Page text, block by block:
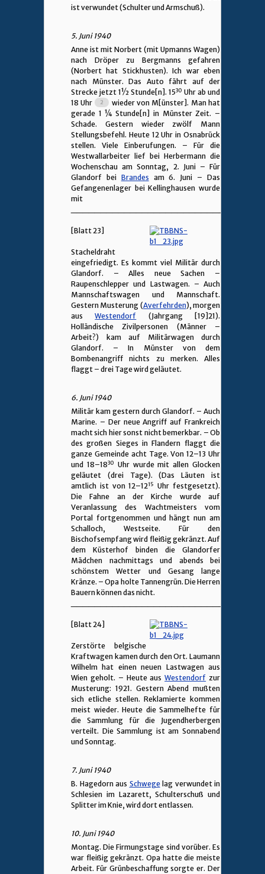
ist verwundet (Schulter und Armschuß).
5. Juni 1940
Anne ist mit Norbert (mit Upmanns Wagen)
nach Dröper zu Bergmanns gefahren
(Norbert hat Stickhusten). Ich war eben
nach Münster. Das Auto fährt auf der
Strecke jetzt 1 ½ Stunde[n]. 1530 Uhr ab und
18 Uhr
wieder von M[ünster]. Man hat
gerade 1 ¼ Stunde[n] in Münster Zeit. –
Schade. Gestern wieder zwölf Mann
Stellungsbefehl. Heute 12 Uhr in Osnabrück
stellen. Viele Einberufungen. – Für die
Westwallarbeiter lief bei Herbermann die
Wochenschau am Sonntag, 2. Juni – Für
Glandorf bei Brandes am 6. Juni – Das
Gefangenenlager bei Kellinghausen wurde
mit
[Blatt 23]
Stacheldraht
eingefriedigt. Es kommt viel Militär durch
Glandorf. – Alles neue Sachen –
Raupenschlepper und Lastwagen. – Auch
Mannschaftswagen und Mannschaft.
Gestern Musterung (Averfehrden), morgen
ausWestendorf (Jahrgang [19]21).
Holländische Zivilpersonen (Männer –
Arbeit?) kam auf Militärwagen durch
Glandorf. – In Münster von dem
Bombenangriff nichts zu merken. Alles
flaggt – drei Tage wird geläutet.
6. Juni 1940
Militär kam gestern durch Glandorf. – Auch
Marine. – Der neue Angriff auf Frankreich
macht sich hier sonst nicht bemerkbar. – Ob
des großen Sieges in Flandern flaggt die
ganze Gemeinde acht Tage. Von 12–13 Uhr
und 18–1830
Uhr wurde mit allen Glocken
geläutet (drei Tage). (Das Läuten ist
amtlich ist von 12–1215
Uhr festgesetzt).
Die Fahne an der Kirche wurde auf
Veranlassung des Wachtmeisters vom
Portal fortgenommen und hängt nun am
Schalloch, Westseite. Für den
Bischofsempfang wird fleißig gekränzt. Auf
dem Küsterhof binden die Glandorfer
Mädchen nachmittags und abends bei
schönstem Wetter und Gesang lange
Kränze. – Opa holte Tannengrün. Die Herren
Bauern können das nicht.
[Blatt 24]
Zerstörte belgische
Kraftwagen kamen durch den Ort. Laumann
Wilhelm hat einen neuen Lastwagen aus
Wien geholt. – Heute ausWestendorf zur
Musterung: 1921. Gestern Abend mußten
sich etliche stellen. Reklamierte kommen
meist wieder. Heute die Sammelhefte für
die Sammlung für die Jugendherbergen
verteilt. Die Sammlung ist am Sonnabend
und Sonntag.
7. Juni 1940
B. Hagedorn aus Schwegelag verwundet in
Schlesien im Lazarett, Schulterschuß und
Splitter im Knie, wird dort entlassen.
10. Juni 1940
Montag. Die Firmungstage sind vorüber. Es
war fleißig gekränzt. Opa hatte die meiste
Arbeit. Für Grünbeschaffung sorgte er. Der